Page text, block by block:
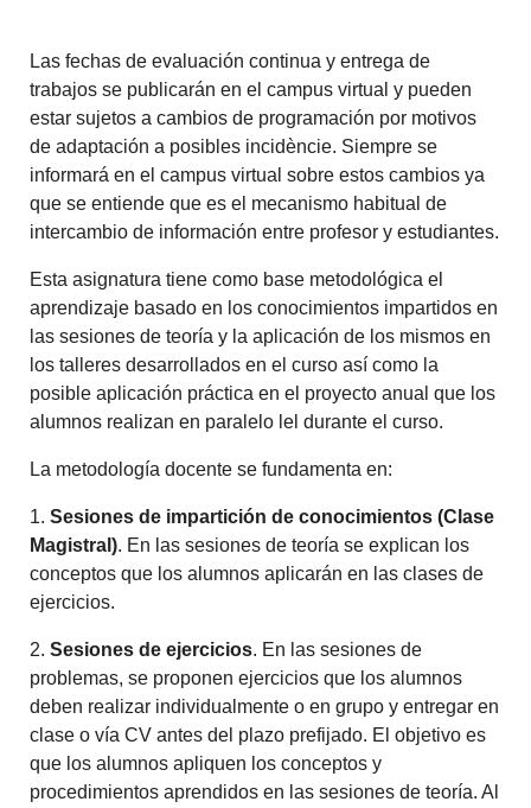
Las fechas de evaluación continua y entrega de
trabajos se publicarán en el campus virtual y pueden
estar sujetos a cambios de programación por motivos
de adaptación a posibles incidèncie. Siempre se
informará en el campus virtual sobre estos cambios ya
que se entiende que es el mecanismo habitual de
intercambio de información entre profesor y estudiantes.
Esta asignatura tiene como base metodológica el
aprendizaje basado en los conocimientos impartidos en
las sesiones de teoría y la aplicación de los mismos en
los talleres desarrollados en el curso así como la
posible aplicación práctica en el proyecto anual que los
alumnos realizan en paralelo lel durante el curso.
La metodología docente se fundamenta en:
1.Sesiones de impartición de conocimientos (Clase
Magistral). En las sesiones de teoría se explican los
conceptos que los alumnos aplicarán en las clases de
ejercicios.
2.Sesiones de ejercicios. En las sesiones de
problemas, se proponen ejercicios que los alumnos
deben realizar individualmente o en grupo y entregar en
clase o vía CV antes del plazo prefijado. El objetivo es
que los alumnos apliquen los conceptos y
procedimientos aprendidos en las sesiones de teoría. Al